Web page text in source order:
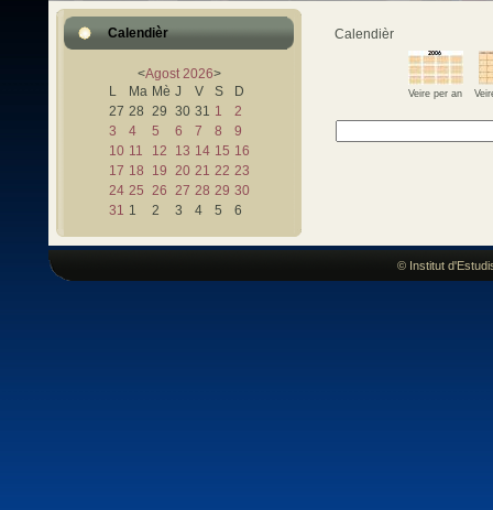
Calendièr
<Agost 2026>
L
Ma Mè J V S
D
27 28 29 30 31 1
2
3
4 5 6 7 8
9
10 11 12 13 14 15 16
17 18 19 20 21 22 23
24 25 26 27 28 29 30
31 1 2 3 4 5 6
Calendièr
Veire per an
© Institut